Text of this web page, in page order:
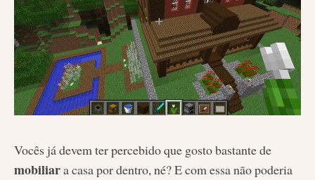
Vocês já devem ter percebido que gosto bastante de
mobiliara casa por dentro, né? E com essa não poderia